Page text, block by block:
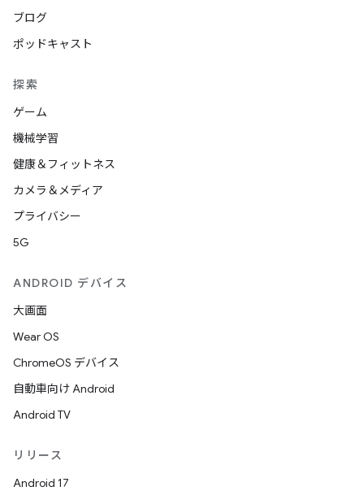
ブログ
ポッドキャスト
探索
ゲーム
機械学習
健康＆フィットネス
カメラ＆メディア
プライバシー
5G
ANDROID デバイス
大画面
Wear OS
ChromeOS デバイス
自動車向け Android
Android TV
リリース
Android 17